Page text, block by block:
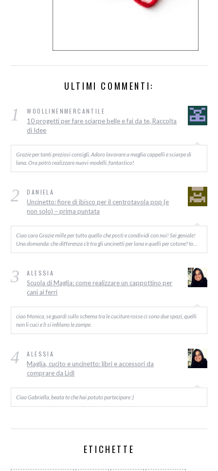
ULTIMI COMMENTI:
1 WOOLLINENMERCANTILE
10 progetti per fare sciarpe belle e fai da te, Raccolta
di Idee
Grazie per tanti preziosi consigli. Adoro lavorare a maglia cappelli e sciarpe di
lana. Ora potrò realizzare nuovi modelli, fantastico!
2 DANIELA
Uncinetto: fiore di ibisco per il centrotavola pop (e
non solo) – prima puntata
Ciao cara Grazie mille per tutto quello che posti e condividi con noi! Sei geniale!
Una domanda: che differenza c’è tra gli uncinetti per lana e quelli per cotone? Io…
3 ALESSIA
Scuola di Maglia: come realizzare un cappottino per
cani ai ferri
ciao Monica, se guardi sullo schema tra le cuciture rosse ci sono due spazi, quelli
non li cuci e lì si infilano le zampe.
4 ALESSIA
Maglia, cucito e uncinetto: libri e accessori da
comprare da Lidl
Ciao Gabriella, beata te che hai potuto partecipare :)
ETICHETTE